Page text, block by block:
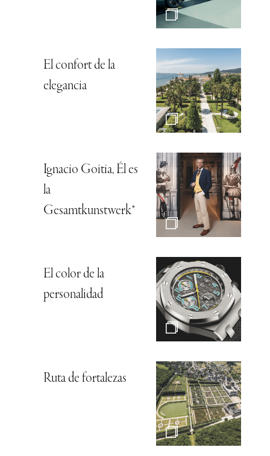
El confort de la
elegancia
Ignacio Goitia, Él es
la
Gesamtkunstwerk*
El color de la
personalidad
Ruta de fortalezas